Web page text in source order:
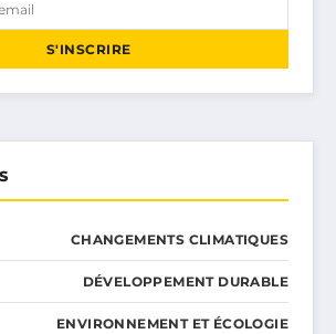
S'INSCRIRE
CHANGEMENTS CLIMATIQUES
DÉVELOPPEMENT DURABLE
ENVIRONNEMENT ET ÉCOLOGIE